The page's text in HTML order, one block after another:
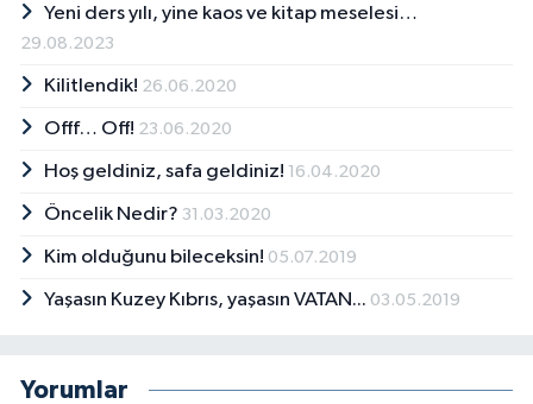
Yeni ders yılı, yine kaos ve kitap meselesi…
29.08.2023
Kilitlendik! 26.06.2020
Offf… Off! 23.06.2020
Hoş geldiniz, safa geldiniz! 16.04.2020
Öncelik Nedir? 31.03.2020
Kim olduğunu bileceksin! 05.07.2019
Yaşasın Kuzey Kıbrıs, yaşasın VATAN... 03.05.2019
Yorumlar